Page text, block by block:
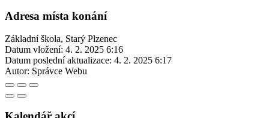
Adresa místa konání
Základní škola, Starý Plzenec
Datum vložení: 4. 2. 2025 6:16
Datum poslední aktualizace: 4. 2. 2025 6:17
Autor: Správce Webu